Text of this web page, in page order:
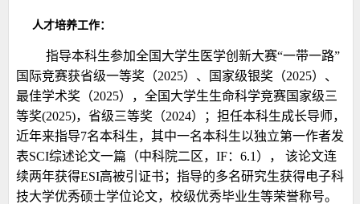
人才培养工作：
指导本科生参加全国大学生医学创新大赛“一带一路”
国际竞赛获省级一等奖（2025）、国家级银奖（2025）、
最佳学术奖（2025），全国大学生生命科学竞赛国家级三
等奖(2025)，省级三等奖（2024）； 担任本科生成长导师，
近年来指导7名本科生，其中一名本科生以独立第一作者发
表SCI综述论文一篇（中科院二区，IF：6.1）， 该论文连
续两年获得ESI高被引证书；指导的多名研究生获得电子科
技大学优秀硕士学位论文，校级优秀毕业生等荣誉称号。